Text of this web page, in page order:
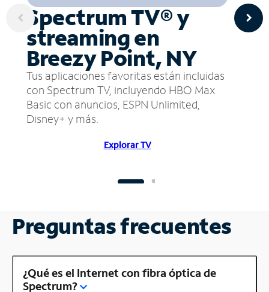
Spectrum TV® y
streaming en
Breezy Point, NY
Tus aplicaciones favoritas están incluidas
con Spectrum TV, incluyendo HBO Max
Basic con anuncios, ESPN Unlimited,
Disney+ y más.
Explorar TV
Preguntas frecuentes
¿Qué es el Internet con fibra óptica de
Spectrum?